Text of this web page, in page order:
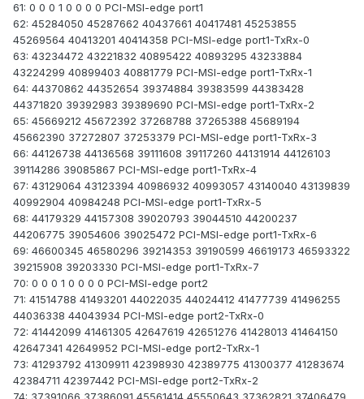
61: 0 0 0 1 0 0 0 0 PCI-MSI-edge port1
62: 45284050 45287662 40437661 40417481 45253855
45269564 40413201 40414358 PCI-MSI-edge port1-TxRx-0
63: 43234472 43221832 40895422 40893295 43233884
43224299 40899403 40881779 PCI-MSI-edge port1-TxRx-1
64: 44370862 44352654 39374884 39383599 44383428
44371820 39392983 39389690 PCI-MSI-edge port1-TxRx-2
65: 45669212 45672392 37268788 37265388 45689194
45662390 37272807 37253379 PCI-MSI-edge port1-TxRx-3
66: 44126738 44136568 39111608 39117260 44131914 44126103
39114286 39085867 PCI-MSI-edge port1-TxRx-4
67: 43129064 43123394 40986932 40993057 43140040 43139839
40992904 40984248 PCI-MSI-edge port1-TxRx-5
68: 44179329 44157308 39020793 39044510 44200237
44206775 39054606 39025472 PCI-MSI-edge port1-TxRx-6
69: 46600345 46580296 39214353 39190599 46619173 46593322
39215908 39203330 PCI-MSI-edge port1-TxRx-7
70: 0 0 0 1 0 0 0 0 PCI-MSI-edge port2
71: 41514788 41493201 44022035 44024412 41477739 41496255
44036338 44043934 PCI-MSI-edge port2-TxRx-0
72: 41442099 41461305 42647619 42651276 41428013 41464150
42647341 42649952 PCI-MSI-edge port2-TxRx-1
73: 41293792 41309911 42398930 42389775 41300377 41283674
42384711 42397442 PCI-MSI-edge port2-TxRx-2